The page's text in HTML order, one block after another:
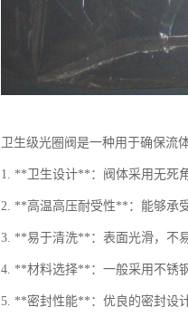
卫生级光圈阀是一种用于确保流
1. **卫生设计**：阀体采用无死
2. **高温高压耐受性**：能够承
3. **易于清洗**：表面光滑，不
4. **材料选择**：一般采用不锈
5. **密封性能**：优良的密封设